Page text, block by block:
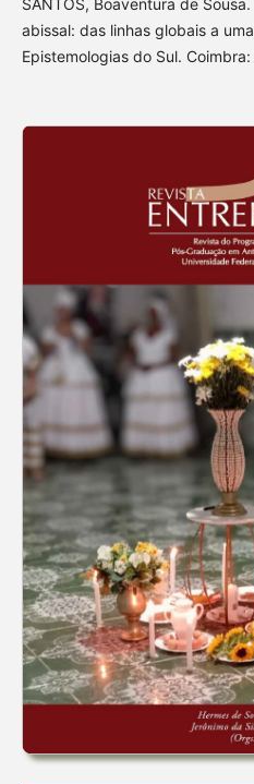
SANTOS, Boaventura de
abissal: das linhas globais a
Epistemologias do Sul.